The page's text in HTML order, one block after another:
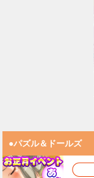
●パズル＆ドールズ